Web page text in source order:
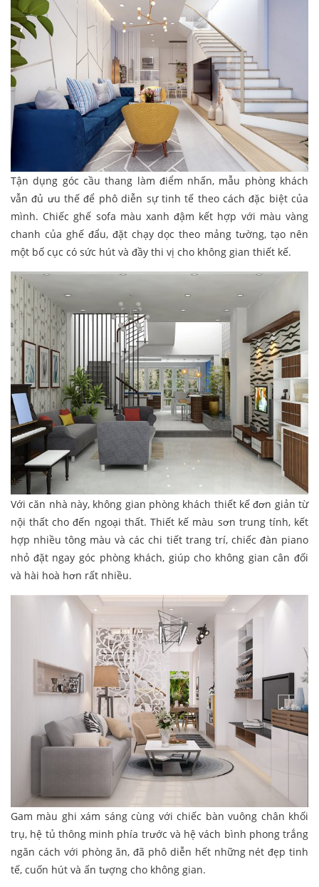
Tận dụng góc cầu thang làm điểm nhấn, mẫu phòng khách
vẫn đủ ưu thế để phô diễn sự tinh tế theo cách đặc biệt của
mình. Chiếc ghế sofa màu xanh đậm kết hợp với màu vàng
chanh của ghế đẩu, đặt chạy dọc theo mảng tường, tạo nên
một bố cục có sức hút và đầy thi vị cho không gian thiết kế.
Với căn nhà này, không gian phòng khách thiết kế đơn giản từ
nội thất cho đến ngoại thất. Thiết kế màu sơn trung tính, kết
hợp nhiều tông màu và các chi tiết trang trí, chiếc đàn piano
nhỏ đặt ngay góc phòng khách, giúp cho không gian cân đối
và hài hoà hơn rất nhiều.
Gam màu ghi xám sáng cùng với chiếc bàn vuông chân khối
trụ, hệ tủ thông minh phía trước và hệ vách bình phong trắng
ngăn cách với phòng ăn, đã phô diễn hết những nét đẹp tinh
tế, cuốn hút và ấn tượng cho không gian.